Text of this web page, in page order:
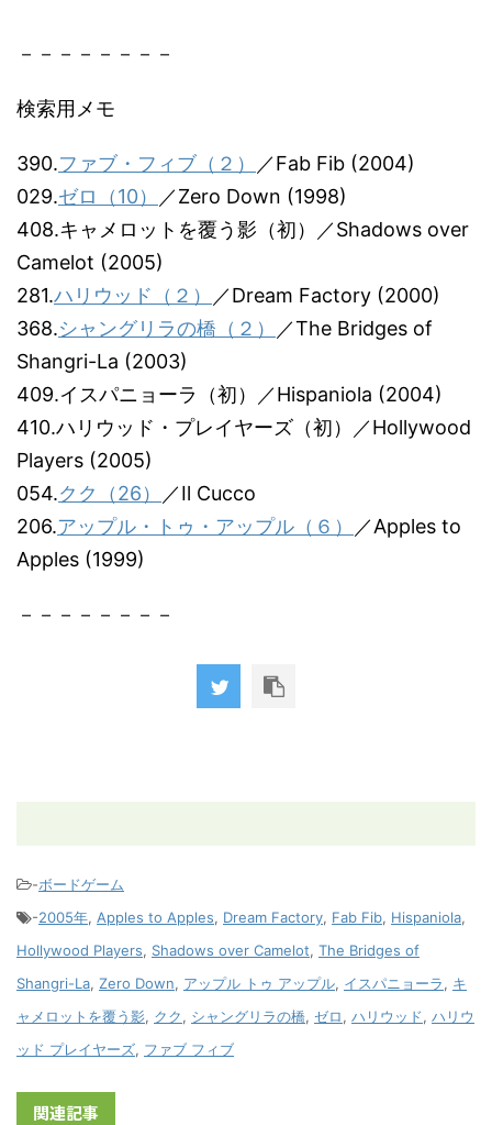
－－－－－－－－
検索用メモ
390.ファブ・フィブ（２）
／Fab Fib (2004)
029.ゼロ（10）
／Zero Down (1998)
408.キャメロットを覆う影（初）／Shadows over
Camelot (2005)
281.ハリウッド（２）
／Dream Factory (2000)
368.シャングリラの橋（２）
／The Bridges of
Shangri-La (2003)
409.イスパニョーラ（初）／Hispaniola (2004)
410.ハリウッド・プレイヤーズ（初）／Hollywood
Players (2005)
054.クク（26）
／Il Cucco
206.アップル・トゥ・アップル（６）
／Apples to
Apples (1999)
－－－－－－－－
-ボードゲーム
-2005年, Apples to Apples, Dream Factory, Fab Fib, Hispaniola,
Hollywood Players, Shadows over Camelot, The Bridges of
Shangri-La, Zero Down, アップル トゥ アップル, イスパニョーラ, キ
ャメロットを覆う影, クク, シャングリラの橋, ゼロ, ハリウッド, ハリウ
ッド プレイヤーズ, ファブ フィブ
関連記事